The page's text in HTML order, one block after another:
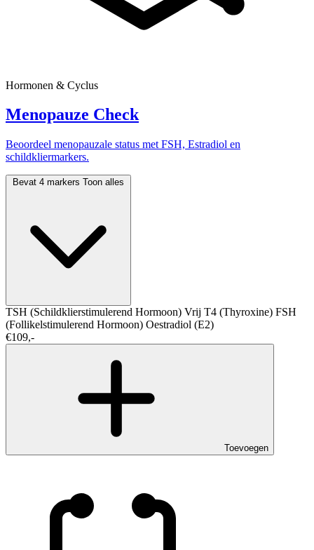
Hormonen & Cyclus
Menopauze Check
Beoordeel menopauzale status met FSH, Estradiol en
schildkliermarkers.
Bevat 4 markers Toon alles
TSH (Schildklierstimulerend Hormoon) Vrij T4 (Thyroxine) FSH
(Follikelstimulerend Hormoon) Oestradiol (E2)
€109,-
Toevoegen